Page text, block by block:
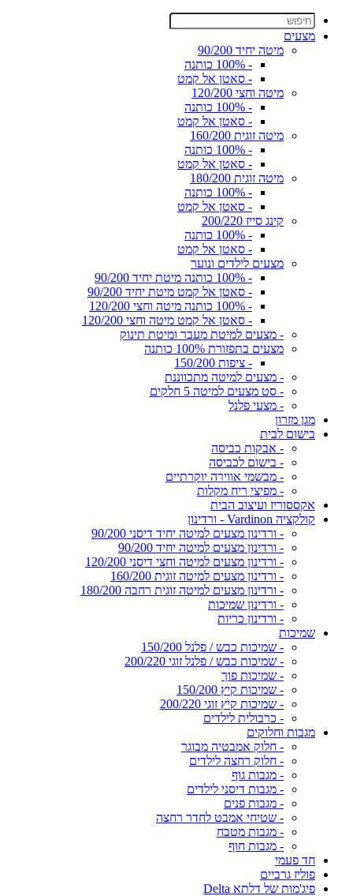
מצעים
מיטה יחיד 90/200
- 100% כותנה
- סאטן אל קמט
מיטה וחצי 120/200
- 100% כותנה
- סאטן אל קמט
מיטה זוגית 160/200
- 100% כותנה
- סאטן אל קמט
מיטה זוגית 180/200
- 100% כותנה
- סאטן אל קמט
קינג סייז 200/220
- 100% כותנה
- סאטן אל קמט
מצעים לילדים ונוער
- 100% כותנה מיטת יחיד 90/200
- סאטן אל קמט מיטת יחיד 90/200
- 100% כותנה מיטה וחצי 120/200
- סאטן אל קמט מיטה וחצי 120/200
- מצעים למיטת מעבר ומיטת תינוק
מצעים בתפזורת 100% כותנה
- ציפות 150/200
- מצעים למיטה מתכווננת
- סט מצעים למיטה 5 חלקים
- מצעי פלנל
מגן מזרון
בישום לבית
- אבקות כביסה
- בישום לכביסה
- מבשמי אווירה יוקרתיים
- מפיצי ריח מקלות
אקססוריז ועיצוב הבית
קולקציה Vardinon - ורדינון
- ורדינון מצעים למיטה יחיד דיסני 90/200
- ורדינון מצעים למיטה יחיד 90/200
- ורדינון מצעים למיטה וחצי דיסני 120/200
- ורדינון מצעים למיטה זוגית 160/200
- ורדינון מצעים למיטה זוגית רחבה 180/200
- ורדינון שמיכות
- ורדינון כריות
שמיכות
- שמיכות כבש / פלנל 150/200
- שמיכות כבש / פלנל זוגי 200/220
- שמיכות פוך
- שמיכות קיץ 150/200
- שמיכות קיץ זוגי 200/220
- כרבולית לילדים
מגבות וחלוקים
- חלוק אמבטיה מבוגר
- חלוק רחצה לילדים
- מגבות גוף
- מגבות דיסני לילדים
- מגבות פנים
- שטיחי אמבט לחדר רחצה
- מגבות מטבח
- מגבות חוף
חד פעמי
פוליז גרביים
פיג'מות של דלתא Delta